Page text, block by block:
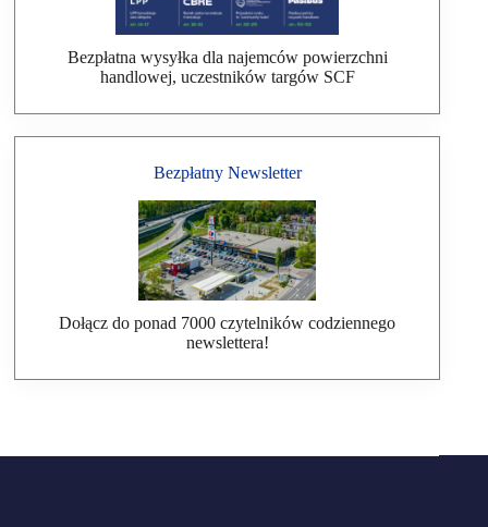
Bezpłatna wysyłka dla najemców powierzchni
handlowej, uczestników targów SCF
Bezpłatny Newsletter
Dołącz do ponad 7000 czytelników codziennego
newslettera!